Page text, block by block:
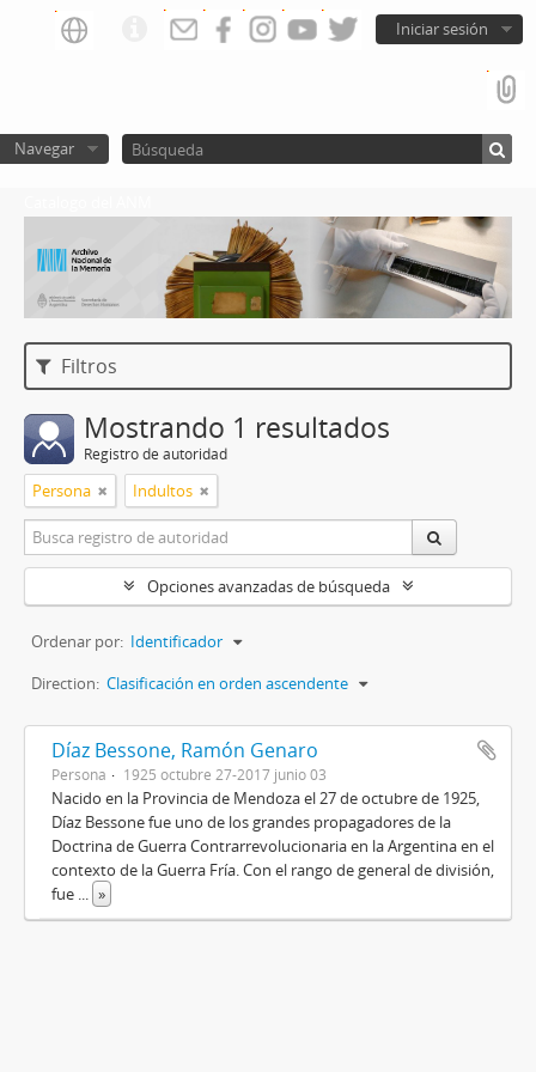
Iniciar sesión
Navegar
Filtros
Mostrando 1 resultados
Registro de autoridad
Persona Indultos
Opciones avanzadas de búsqueda
Ordenar por: Identificador
Direction: Clasificación en orden ascendente
Díaz Bessone, Ramón Genaro
Persona 1925 octubre 27-2017 junio 03
Nacido en la Provincia de Mendoza el 27 de octubre de 1925,
Díaz Bessone fue uno de los grandes propagadores de la
Doctrina de Guerra Contrarrevolucionaria en la Argentina en el
contexto de la Guerra Fría. Con el rango de general de división,
fue ... »